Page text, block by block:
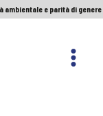
e parità di genere
e valori
e parità di genere